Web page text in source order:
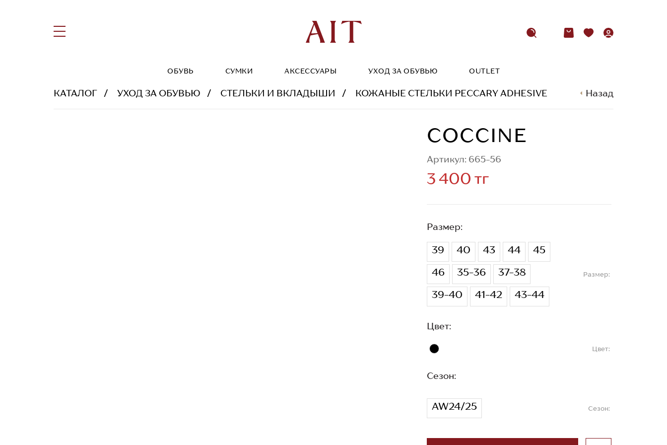
ОБУВЬ СУМКИ АКСЕССУАРЫ УХОД ЗА ОБУВЬЮ OUTLET
КАТАЛОГ УХОД ЗА ОБУВЬЮ СТЕЛЬКИ И ВКЛАДЫШИ КОЖАНЫЕ СТЕЛЬКИ PECCARY ADHESIVE COCCINE
Назад
COCCINE
Артикул: 665-56
3 400 тг
Размер:
39 40 43 44
45
46
35-36
37-38
39-40
41-42 43-44
Размер:
Цвет:
Цвет:
Сезон:
AW24/25 Сезон: